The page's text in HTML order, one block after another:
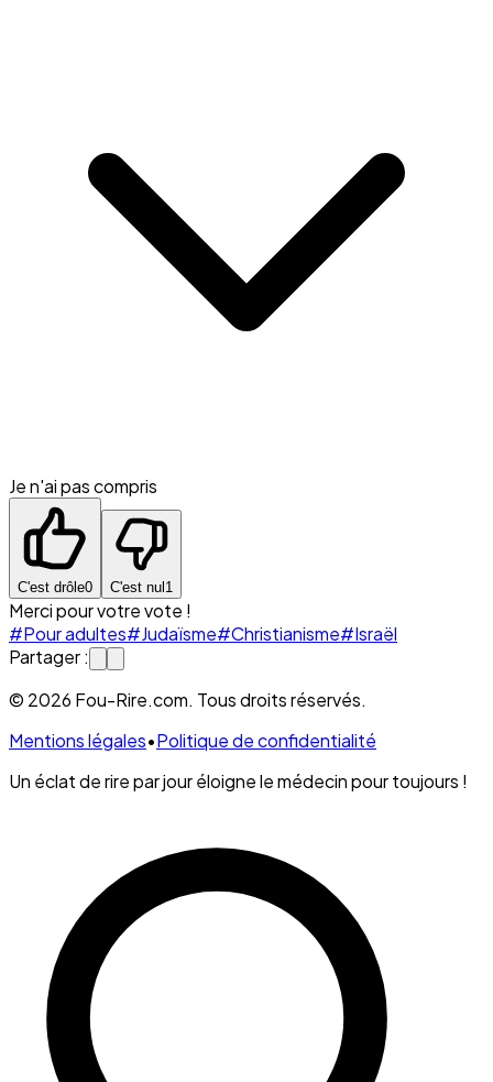
Je n'ai pas compris
C'est drôle0 C'est nul 1
Merci pour votre vote !
#Pour adultes#Judaïsme#Christianisme#Israël
Partager :
© 2026 Fou-Rire.com. Tous droits réservés.
Mentions légales•Politique de confidentialité
Un éclat de rire par jour éloigne le médecin pour toujours !